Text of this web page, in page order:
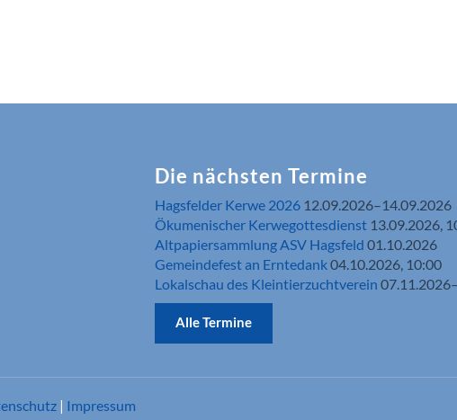
Die nächsten Termine
Hagsfelder Kerwe 2026 12.09.2026–14.09.2026
Ökumenischer Kerwegottesdienst 13.09.2026,
Altpapiersammlung ASV Hagsfeld 01.10.2026
Gemeindefest an Erntedank04.10.2026, 10:00
Lokalschau des Kleintierzuchtverein
Alle Termine
| Impressum